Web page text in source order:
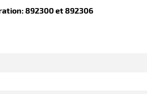
892300 et 892306